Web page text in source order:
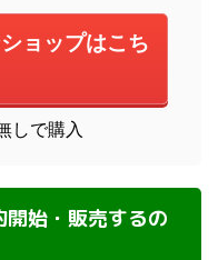
ョップはこち
しで購入
始・販売するの